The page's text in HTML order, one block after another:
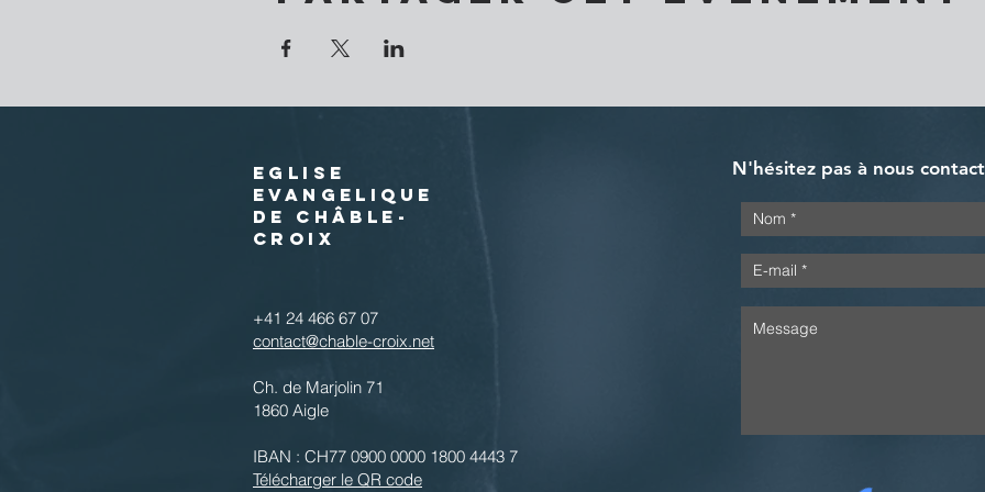
EGLISE
EVANGELIQUE
DE CHÂBLE-
CROIX
+41 24 466 67 07
contact@chable-croix.net
Ch. de Marjolin 71
1860 Aigle
IBAN : CH77 0900 0000 1800 4443 7
Télécharger le QR code
N'hésitez pas à nous